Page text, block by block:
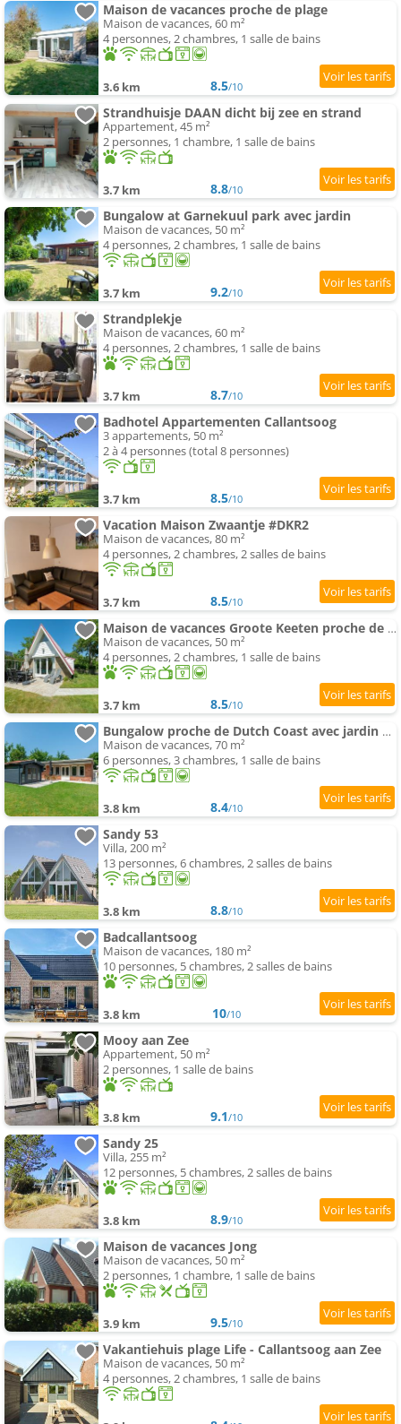
Maison de vacances proche de plage
Maison de vacances, 60 m²
4 personnes, 2 chambres, 1 salle de bains
3.6 km 8.5/10
Strandhuisje DAAN dicht bij zee en strand
Appartement, 45 m²
2 personnes, 1 chambre, 1 salle de bains
3.7 km 8.8/10
Bungalow at Garnekuul park avec jardin
Maison de vacances, 50 m²
4 personnes, 2 chambres, 1 salle de bains
3.7 km 9.2/10
Strandplekje
Maison de vacances, 60 m²
4 personnes, 2 chambres, 1 salle de bains
3.7 km 8.7/10
Badhotel Appartementen Callantsoog
3 appartements, 50 m²
2 à 4 personnes (total 8 personnes)
3.7 km 8.5/10
Vacation Maison Zwaantje #DKR2
Maison de vacances, 80 m²
4 personnes, 2 chambres, 2 salles de bains
3.7 km 8.5/10
Maison de vacances Groote Keeten proche de plage
Maison de vacances, 50 m²
4 personnes, 2 chambres, 1 salle de bains
3.7 km 8.5/10
Bungalow proche de Dutch Coast avec jardin privé
Maison de vacances, 70 m²
6 personnes, 3 chambres, 1 salle de bains
3.8 km 8.4/10
Sandy 53
Villa, 200 m²
13 personnes, 6 chambres, 2 salles de bains
3.8 km 8.8/10
Badcallantsoog
Maison de vacances, 180 m²
10 personnes, 5 chambres, 2 salles de bains
3.8 km 10/10
Mooy aan Zee
Appartement, 50 m²
2 personnes, 1 salle de bains
3.8 km 9.1/10
Sandy 25
Villa, 255 m²
12 personnes, 5 chambres, 2 salles de bains
3.8 km 8.9/10
Maison de vacances Jong
Maison de vacances, 50 m²
2 personnes, 1 chambre, 1 salle de bains
3.9 km 9.5/10
Vakantiehuis plage Life - Callantsoog aan Zee
Maison de vacances, 50 m²
4 personnes, 2 chambres, 1 salle de bains